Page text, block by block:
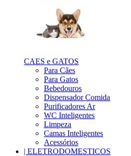
CAES e GATOS
Para Cães
Para Gatos
Bebedouros
Dispensador Comida
Purificadores Ar
WC Inteligentes
Limpeza
Camas Inteligentes
Acessórios
| ELETRODOMESTICOS